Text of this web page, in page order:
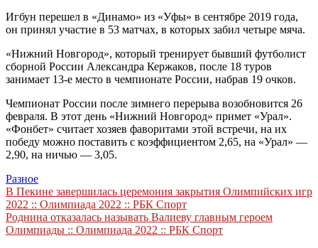
Игбун перешел в «Динамо» из «Уфы» в сентябре 2019 года,
он принял участие в 53 матчах, в которых забил четыре мяча.
«Нижний Новгород», который тренирует бывший футболист
сборной России Александра Кержаков, после 18 туров
занимает 13-е место в чемпионате России, набрав 19 очков.
Чемпионат России после зимнего перерыва возобновится 26
февраля. В этот день «Нижний Новгород» примет «Урал».
«Фонбет» считает хозяев фаворитами этой встречи, на их
победу можно поставить с коэффициентом 2,65, на «Урал» —
2,90, на ничью — 3,05.
Разное
Навигация
по
записям
В Пекине завершилась церемония закрытия Олимпийских игр
2022 :: Олимпиада 2022 :: РБК Спорт
Роднина отказалась называть Валиеву главным героем
Олимпиады :: Олимпиада 2022 :: РБК Спорт